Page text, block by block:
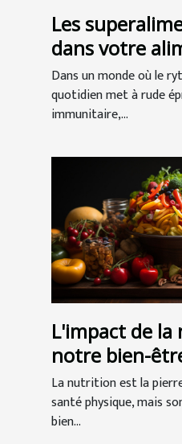
Les
dans votre
pour un boost
Dans un monde où le
quotidien met à rude
immunitaire,...
L'impact de
notre bien-
La nutrition est la
santé physique, mais
bien...